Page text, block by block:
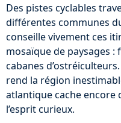
Des pistes cyclables
différentes communes
conseille vivement ces
mosaïque de paysages
cabanes
rend la région
atlantique cache encore
l’esprit curieux.